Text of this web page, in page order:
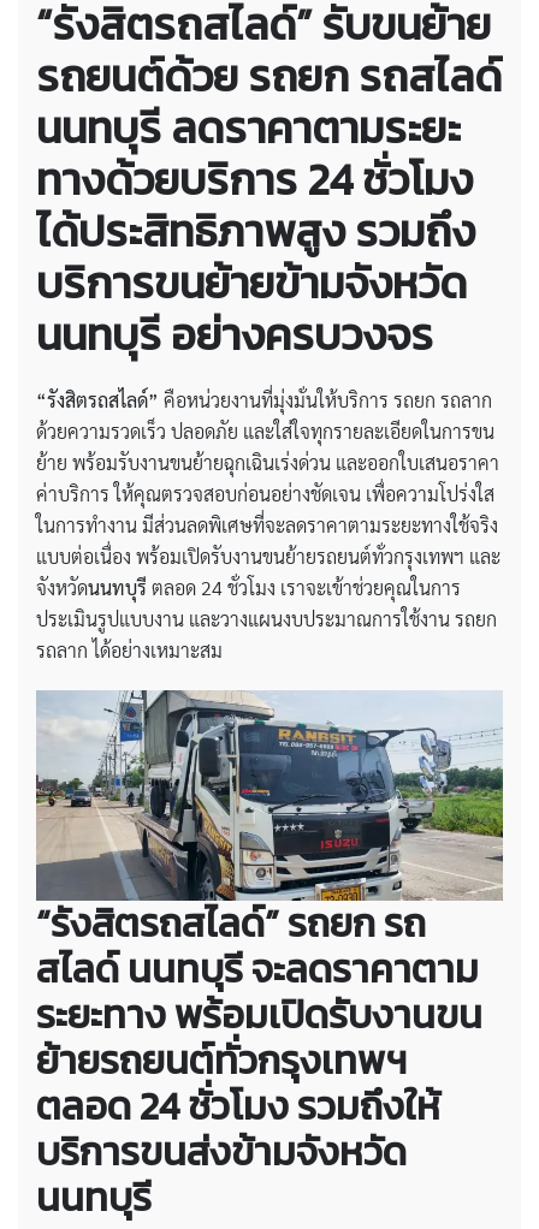
“รังสิตรถสไลด์” รับขนย้าย
รถยนต์ด้วย รถยก รถสไลด์
นนทบุรี ลดราคาตามระยะ
ทางด้วยบริการ 24 ชั่วโมง
ได้ประสิทธิภาพสูง รวมถึง
บริการขนย้ายข้ามจังหวัด
นนทบุรี อย่างครบวงจร
“รังสิตรถสไลด์” คือหน่วยงานที่มุ่งมั่นให้บริการ รถยก รถลาก
ด้วยความรวดเร็ว ปลอดภัย และใส่ใจทุกรายละเอียดในการขน
ย้าย พร้อมรับงานขนย้ายฉุกเฉินเร่งด่วน และออกใบเสนอราคา
ค่าบริการ ให้คุณตรวจสอบก่อนอย่างชัดเจน เพื่อความโปร่งใส
ในการทำงาน มีส่วนลดพิเศษที่จะลดราคาตามระยะทางใช้จริง
แบบต่อเนื่อง พร้อมเปิดรับงานขนย้ายรถยนต์ทั่วกรุงเทพฯ และ
จังหวัดนนทบุรี ตลอด 24 ชั่วโมง เราจะเข้าช่วยคุณในการ
ประเมินรูปแบบงาน และวางแผนงบประมาณการใช้งาน รถยก
รถลาก ได้อย่างเหมาะสม
“รังสิตรถสไลด์”รถยก รถ
สไลด์ นนทบุรีจะลดราคาตาม
ระยะทาง พร้อมเปิดรับงานขน
ย้ายรถยนต์ทั่วกรุงเทพฯ
ตลอด 24 ชั่วโมง รวมถึงให้
บริการขนส่งข้ามจังหวัด
นนทบุรี